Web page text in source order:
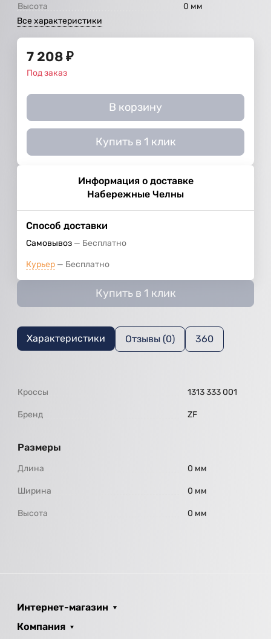
Высота
0 мм
Все характеристики
7 208 ₽
Под заказ
В корзину
Купить в 1 клик
Информация о доставке
Набережные Челны
Способ доставки
Самовывоз Бесплатно
Курьер Бесплатно
Купить в 1 клик
Характеристики Отзывы (0) 360
Кроссы 1313 333 001
Бренд ZF
Размеры
Длина 0 мм
Ширина 0 мм
Высота 0 мм
Интернет-магазин
Компания